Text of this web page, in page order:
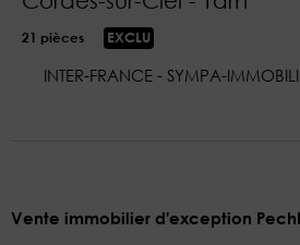
21 pièces EXCLU
INTER-FRANCE - SYMPA-
Vente immobilier d'exception